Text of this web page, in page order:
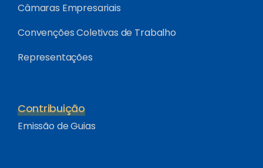
Câmaras Empresariais
Convenções Coletivas de Trabalho
Representações
Contribuição
Emissão de Guias